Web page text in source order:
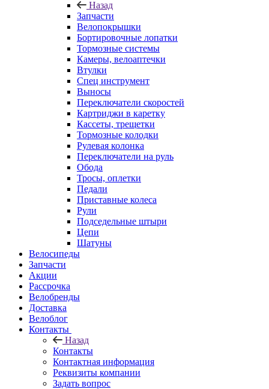
Назад
Запчасти
Велопокрышки
Бортировочные лопатки
Тормозные системы
Камеры, велоаптечки
Втулки
Спец инструмент
Выносы
Переключатели скоростей
Картриджи в каретку
Кассеты, трещетки
Тормозные колодки
Рулевая колонка
Переключатели на руль
Обода
Тросы, оплетки
Педали
Приставные колеса
Рули
Подседельные штыри
Цепи
Шатуны
Велосипеды
Запчасти
Акции
Рассрочка
Велобренды
Доставка
Велоблог
Контакты
Назад
Контакты
Контактная информация
Реквизиты компании
Задать вопрос